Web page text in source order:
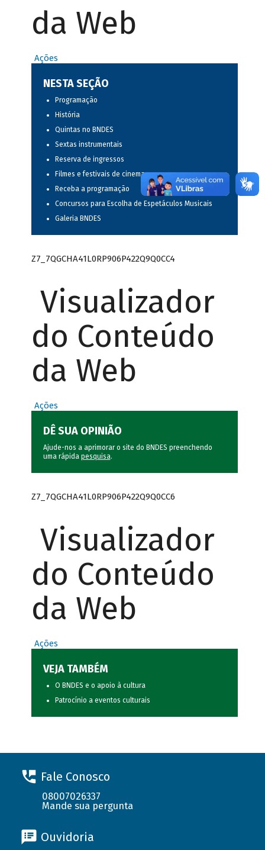
da Web
Ações
NESTA SEÇÃO
Programação
História
Quintas no BNDES
Sextas instrumentais
Reserva de ingressos
Filmes e festivais de cinema
Receba a programação
Concursos para Escolha de Espetáculos Musicais
Galeria BNDES
Z7_7QGCHA41L0RP906P422Q9Q0CC4
Visualizador
do Conteúdo
da Web
Ações
DÊ SUA OPINIÃO
Ajude-nos a aprimorar o site do BNDES preenchendo
uma rápida pesquisa.
Z7_7QGCHA41L0RP906P422Q9Q0CC6
Visualizador
do Conteúdo
da Web
Ações
VEJA TAMBÉM
O BNDES e o apoio à cultura
Patrocínio a eventos culturais
Fale Conosco
08007026337
Mande sua pergunta
Ouvidoria